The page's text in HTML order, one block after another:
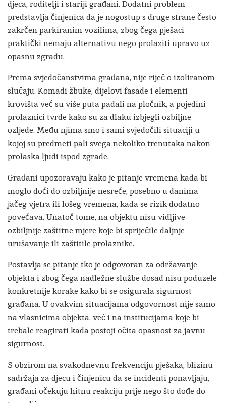
djeca, roditelji i stariji građani. Dodatni problem
predstavlja činjenica da je nogostup s druge strane često
zakrčen parkiranim vozilima, zbog čega pješaci
praktički nemaju alternativu nego prolaziti upravo uz
opasnu zgradu.
Prema svjedočanstvima građana, nije riječ o izoliranom
slučaju. Komadi žbuke, dijelovi fasade i elementi
krovišta već su više puta padali na pločnik, a pojedini
prolaznici tvrde kako su za dlaku izbjegli ozbiljne
ozljede. Među njima smo i sami svjedočili situaciji u
kojoj su predmeti pali svega nekoliko trenutaka nakon
prolaska ljudi ispod zgrade.
Građani upozoravaju kako je pitanje vremena kada bi
moglo doći do ozbiljnije nesreće, posebno u danima
jačeg vjetra ili lošeg vremena, kada se rizik dodatno
povećava. Unatoč tome, na objektu nisu vidljive
ozbiljnije zaštitne mjere koje bi spriječile daljnje
urušavanje ili zaštitile prolaznike.
Postavlja se pitanje tko je odgovoran za održavanje
objekta i zbog čega nadležne službe dosad nisu poduzele
konkretnije korake kako bi se osigurala sigurnost
građana. U ovakvim situacijama odgovornost nije samo
na vlasnicima objekta, već i na institucijama koje bi
trebale reagirati kada postoji očita opasnost za javnu
sigurnost.
S obzirom na svakodnevnu frekvenciju pješaka, blizinu
sadržaja za djecu i činjenicu da se incidenti ponavljaju,
građani očekuju hitnu reakciju prije nego što dođe do